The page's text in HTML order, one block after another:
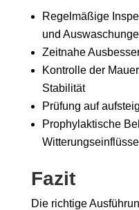
Regelmäßige
und
Zeitnahe
Kontrolle der
Stabilität
Prüfung auf
Prophylaktische
Witterungseinflüsse
Fazit
Die richtige